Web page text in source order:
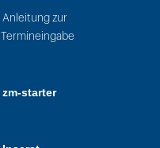
Anleitung zur
Termineingabe
zm-starter